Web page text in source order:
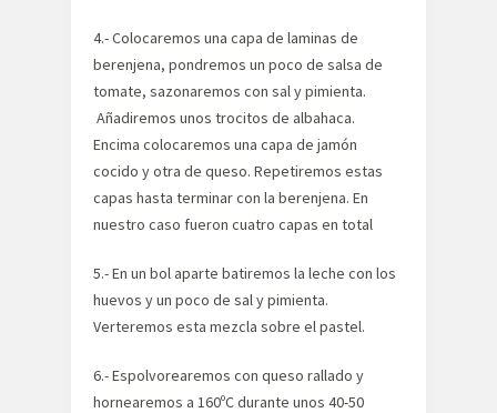
4.- Colocaremos una capa de laminas de
berenjena, pondremos un poco de salsa de
tomate, sazonaremos con sal y pimienta.
Añadiremos unos trocitos de albahaca.
Encima colocaremos una capa de jamón
cocido y otra de queso. Repetiremos estas
capas hasta terminar con la berenjena. En
nuestro caso fueron cuatro capas en total
5.- En un bol aparte batiremos la leche con los
huevos y un poco de sal y pimienta.
Verteremos esta mezcla sobre el pastel.
6.- Espolvorearemos con queso rallado y
hornearemos a 160ºC durante unos 40-50